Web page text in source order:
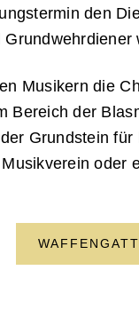
den
Musikern die
Bereich der
Grundstein
oder